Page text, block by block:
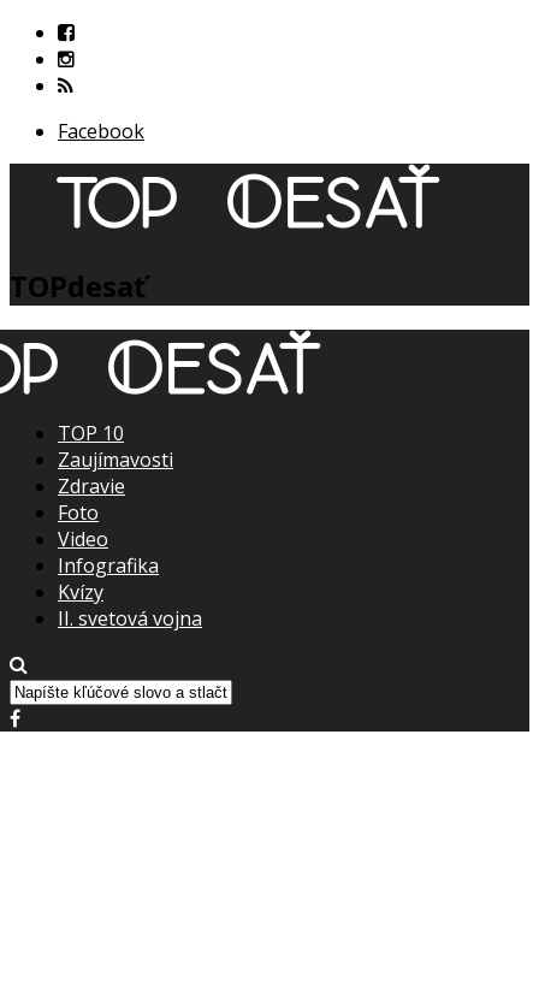
Facebook
TOPdesať
TOP 10
Zaujímavosti
Zdravie
Foto
Video
Infografika
Kvízy
II. svetová vojna